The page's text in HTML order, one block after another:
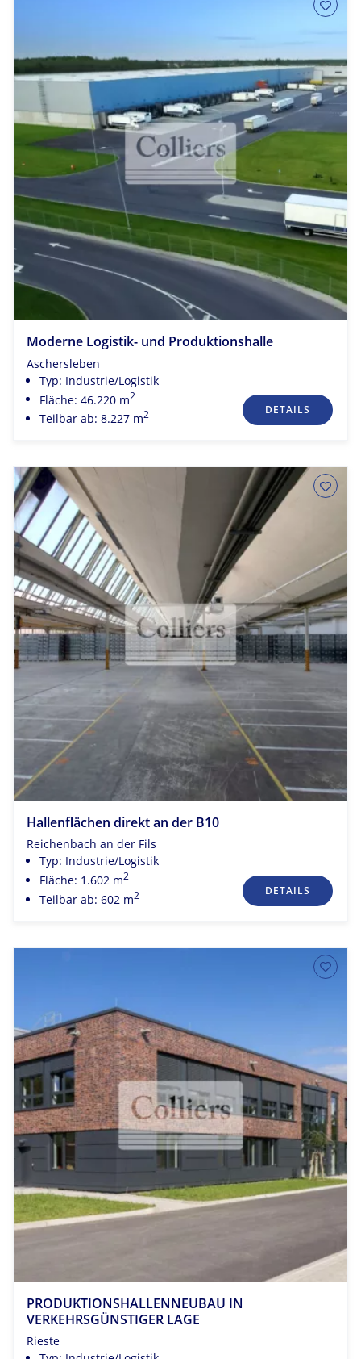
Moderne Logistik- und Produktionshalle
Aschersleben
Typ: Industrie/Logistik
Fläche: 46.220 m2
Teilbar ab: 8.227 m2 DETAILS
Hallenflächen direkt an der B10
Reichenbach an der Fils
Typ: Industrie/Logistik
Fläche: 1.602 m2
Teilbar ab: 602 m2 DETAILS
PRODUKTIONSHALLENNEUBAU IN
VERKEHRSGÜNSTIGER LAGE
Rieste